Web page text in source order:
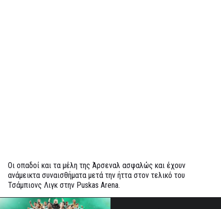
Οι οπαδοί και τα μέλη της Άρσεναλ ασφαλώς και έχουν
ανάμεικτα συναισθήματα μετά την ήττα στον τελικό του
Τσάμπιονς Λιγκ στην Puskas Arena.